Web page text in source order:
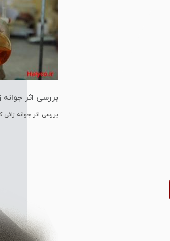
بررسی اثر
نشکن
بررسی اثر جوانه